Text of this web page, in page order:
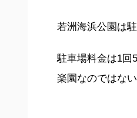
若洲海浜公園は
駐車場料金は1回
楽園なのではな